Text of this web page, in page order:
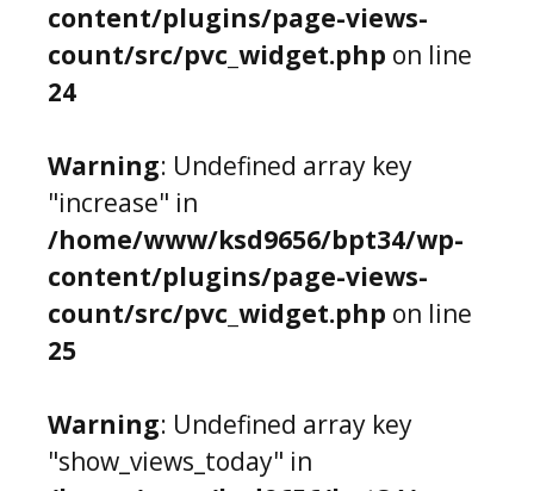
content/plugins/page-views-
count/src/pvc_widget.php on line
24
Warning: Undefined array key
"increase" in
/home/www/ksd9656/bpt34/wp-
content/plugins/page-views-
count/src/pvc_widget.php on line
25
Warning: Undefined array key
"show_views_today" in